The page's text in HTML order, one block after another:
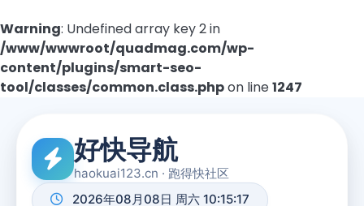
Warning: Undefined array key 2 in
/www/wwwroot/quadmag.com/wp-
content/plugins/smart-seo-
tool/classes/common.class.phpon line1247